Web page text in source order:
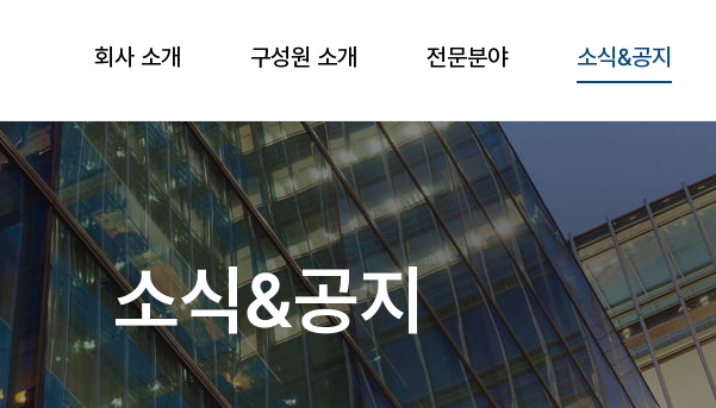
회사 소개 구성원 소개 전문분야 소식&공지
소식&공지